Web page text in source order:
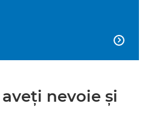

nevoie şi